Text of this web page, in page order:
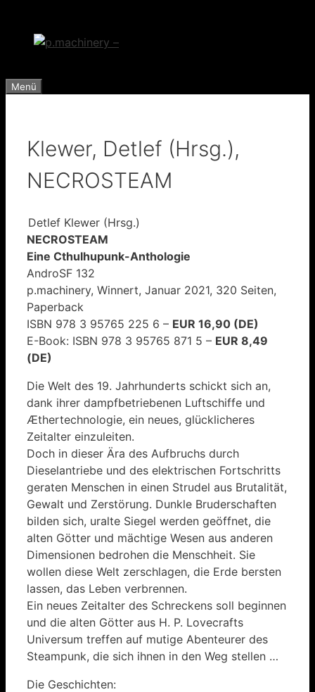
springen
Menü
Klewer, Detlef (Hrsg.),
NECROSTEAM
Detlef Klewer (Hrsg.)
NECROSTEAM
Eine Cthulhupunk-Anthologie
AndroSF 132
p.machinery, Winnert, Januar 2021, 320 Seiten,
Paperback
ISBN 978 3 95765 225 6 – EUR 16,90 (DE)
E-Book: ISBN 978 3 95765 871 5 – EUR 8,49
(DE)
Die Welt des 19. Jahrhunderts schickt sich an,
dank ihrer dampfbetriebenen Luftschiffe und
Æthertechnologie, ein neues, glücklicheres
Zeitalter einzuleiten.
Doch in dieser Ära des Aufbruchs durch
Dieselantriebe und des elektrischen Fortschritts
geraten Menschen in einen Strudel aus Brutalität,
Gewalt und Zerstörung. Dunkle Bruderschaften
bilden sich, uralte Siegel werden geöffnet, die
alten Götter und mächtige Wesen aus anderen
Dimensionen bedrohen die Menschheit. Sie
wollen diese Welt zerschlagen, die Erde bersten
lassen, das Leben verbrennen.
Ein neues Zeitalter des Schreckens soll beginnen
und die alten Götter aus H. P. Lovecrafts
Universum treffen auf mutige Abenteurer des
Steampunk, die sich ihnen in den Weg stellen …
Die Geschichten: